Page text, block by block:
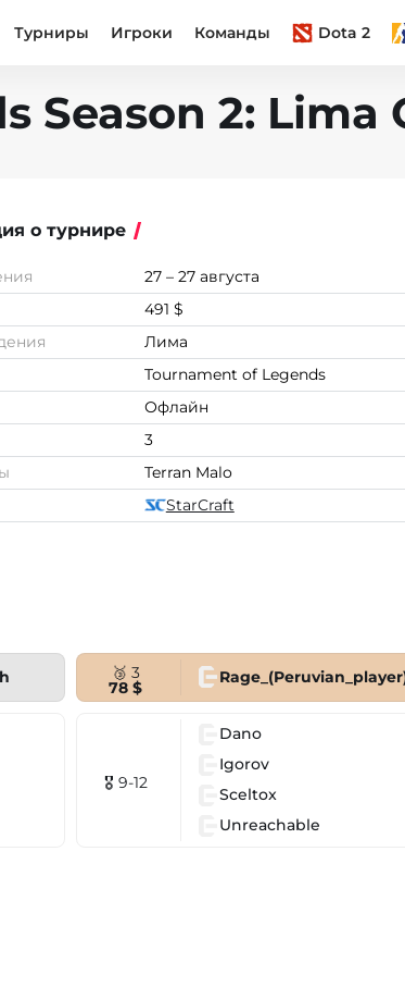
Турниры Игроки Команды Dota 2
Season 2: Lima
о турнире
27 – 27 августа
491 $
Лима
Tournament of Legends
Офлайн
3
Terran Malo
StarCraft
🥉 3
78 $
🎖 9-12
Dano
Igorov
Sceltox
Unreachable